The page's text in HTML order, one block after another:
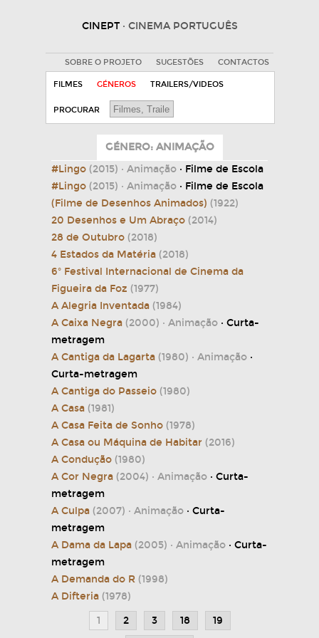
CINEPT · CINEMA PORTUGUÊS
SOBRE O PROJETO SUGESTÕES CONTACTOS
FILMES GÉNEROS TRAILERS/VIDEOS
PROCURAR
GÉNERO: ANIMAÇÃO
#Lingo (2015) · Animação · Filme de Escola
#Lingo (2015) · Animação · Filme de Escola
(Filme de Desenhos Animados) (1922)
20 Desenhos e Um Abraço (2014)
28 de Outubro (2018)
4 Estados da Matéria (2018)
6º Festival Internacional de Cinema da
Figueira da Foz (1977)
A Alegria Inventada (1984)
A Caixa Negra (2000) · Animação · Curta-
metragem
A Cantiga da Lagarta (1980) · Animação ·
Curta-metragem
A Cantiga do Passeio (1980)
A Casa (1981)
A Casa Feita de Sonho (1978)
A Casa ou Máquina de Habitar (2016)
A Condução (1980)
A Cor Negra (2004) · Animação · Curta-
metragem
A Culpa (2007) · Animação · Curta-
metragem
A Dama da Lapa (2005) · Animação · Curta-
metragem
A Demanda do R (1998)
A Difteria (1978)
1
2 3 18 19